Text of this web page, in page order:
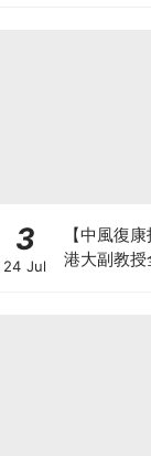
3
24 Jul
【中風復
港大副教授